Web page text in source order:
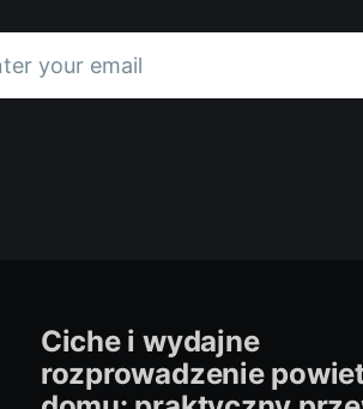
your email
Ciche i wydajne
rozprowadzenie